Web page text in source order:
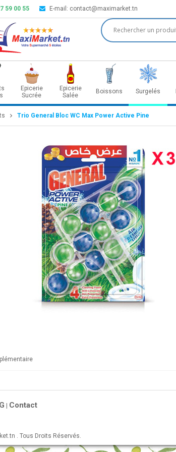
59 00 55 E-mail: contact@maximarket.tn
Epicerie
Sucrée
Epicerie
Salée
Boissons Surgelés
Trio General Bloc WC Max Power Active Pine
Contact
. Tous Droits Réservés.